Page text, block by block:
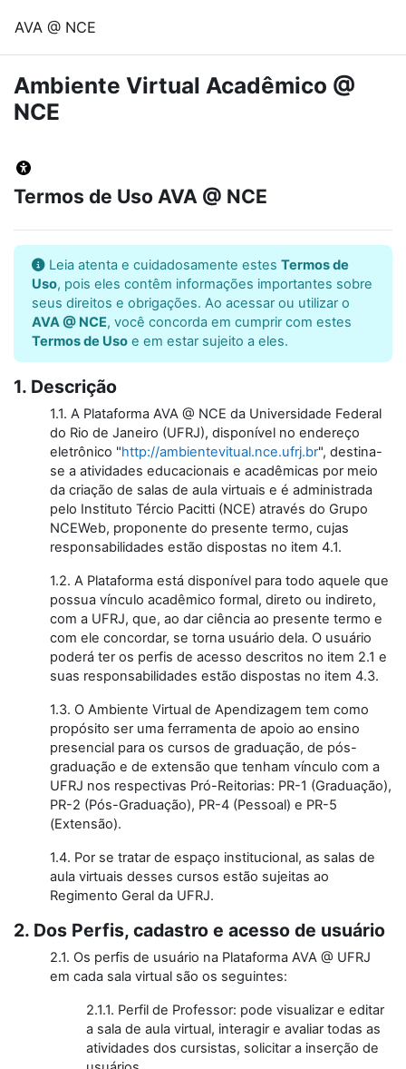
AVA @ NCE
Ambiente Virtual Acadêmico @
NCE
Termos de Uso AVA @ NCE
Leia atenta e cuidadosamente estes Termos de
Uso, pois eles contêm informações importantes sobre
seus direitos e obrigações. Ao acessar ou utilizar o
AVA @ NCE, você concorda em cumprir com estes
Termos de Uso e em estar sujeito a eles.
1. Descrição
1.1. A Plataforma AVA @ NCE da Universidade Federal
do Rio de Janeiro (UFRJ), disponível no endereço
eletrônico "http://ambientevitual.nce.ufrj.br", destina-
se a atividades educacionais e acadêmicas por meio
da criação de salas de aula virtuais e é administrada
pelo Instituto Tércio Pacitti (NCE) através do Grupo
NCEWeb, proponente do presente termo, cujas
responsabilidades estão dispostas no item 4.1.
1.2. A Plataforma está disponível para todo aquele que
possua vínculo acadêmico formal, direto ou indireto,
com a UFRJ, que, ao dar ciência ao presente termo e
com ele concordar, se torna usuário dela. O usuário
poderá ter os perfis de acesso descritos no item 2.1 e
suas responsabilidades estão dispostas no item 4.3.
1.3. O Ambiente Virtual de Apendizagem tem como
propósito ser uma ferramenta de apoio ao ensino
presencial para os cursos de graduação, de pós-
graduação e de extensão que tenham vínculo com a
UFRJ nos respectivas Pró-Reitorias: PR-1 (Graduação),
PR-2 (Pós-Graduação), PR-4 (Pessoal) e PR-5
(Extensão).
1.4. Por se tratar de espaço institucional, as salas de
aula virtuais desses cursos estão sujeitas ao
Regimento Geral da UFRJ.
2. Dos Perfis, cadastro e acesso de usuário
2.1. Os perfis de usuário na Plataforma AVA @ UFRJ
em cada sala virtual são os seguintes:
2.1.1. Perfil de Professor: pode visualizar e editar
a sala de aula virtual, interagir e avaliar todas as
atividades dos cursistas, solicitar a inserção de